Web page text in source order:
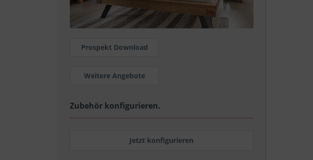
Prospekt Download
Weitere Angebote
Zubehör konfigurieren.
Jetzt konfigurieren